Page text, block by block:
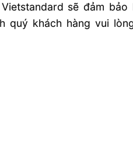
sẽ đảm bảo
quý khách hàng vui